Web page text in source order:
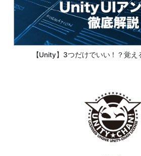
【Unity】3つだけでいい！？覚